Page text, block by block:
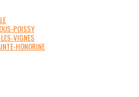
POISSY
VIGNES
HONORINE